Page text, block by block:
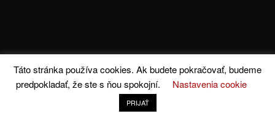
Táto stránka používa cookies. Ak budete pokračovať, budeme
predpokladať, že ste s ňou spokojní.
Nastavenia cookie
PRIJAŤ